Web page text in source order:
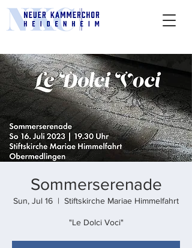
Sommerserenade
Sun, Jul 16
  |
Stiftskirche Mariae Himmelfahrt
"Le Dolci Voci"